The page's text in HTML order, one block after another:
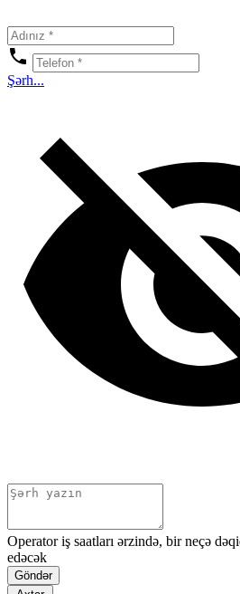
Şərh...
Operator iş saatları ərzində, bir neçə
edəcək
Göndər